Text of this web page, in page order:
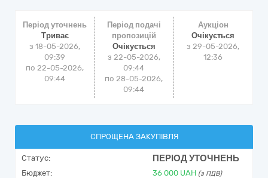
Період уточнень
Триває
з 18-05-2026,
09:39
по 22-05-2026,
09:44
Період подачі
пропозицій
Очікується
з 22-05-2026,
09:44
по 28-05-2026,
09:44
Аукціон
Очікується
з29-05-2026,
12:36
СПРОЩЕНА ЗАКУПІВЛЯ
Статус: ПЕРІОД УТОЧНЕНЬ
Бюджет: 36 000 UAH (з ПДВ)